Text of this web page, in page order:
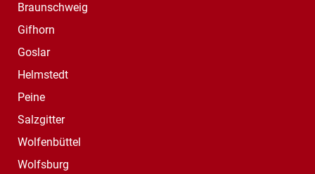
Braunschweig
Gifhorn
Goslar
Helmstedt
Peine
Salzgitter
Wolfenbüttel
Wolfsburg